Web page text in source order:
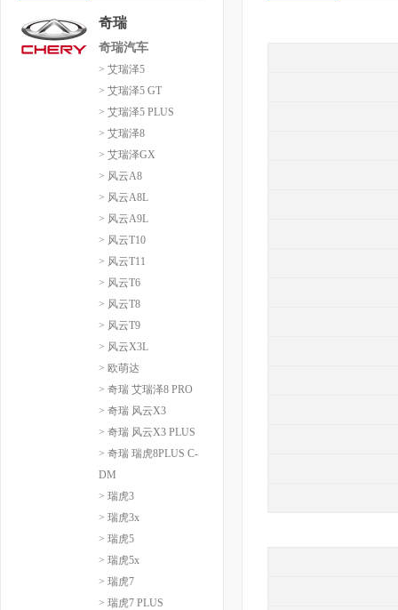
奇瑞
奇瑞汽车
> 艾瑞泽5
> 艾瑞泽5 GT
> 艾瑞泽5 PLUS
> 艾瑞泽8
> 艾瑞泽GX
> 风云A8
> 风云A8L
> 风云A9L
> 风云T10
> 风云T11
> 风云T6
> 风云T8
> 风云T9
> 风云X3L
> 欧萌达
> 奇瑞 艾瑞泽8 PRO
> 奇瑞 风云X3
> 奇瑞 风云X3 PLUS
> 奇瑞 瑞虎8PLUS C-
DM
> 瑞虎3
> 瑞虎3x
> 瑞虎5
> 瑞虎5x
> 瑞虎7
> 瑞虎7 PLUS